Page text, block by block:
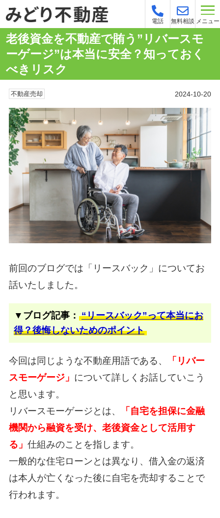
電話 無料相談 メニュー
老後資金を不動産で賄う”リバースモ
ーゲージ”は本当に安全？知っておく
べきリスク
不動産売却 2024-10-20
前回のブログでは「リースバック」についてお
話いたしました。
▼ブログ記事： “リースバック”って本当にお
得？後悔しないためのポイント
今回は同じような不動産用語である、
「リバー
スモーゲージ」 について詳しくお話していこう
と思います。
リバースモーゲージとは、
「自宅を担保に金融
機関から融資を受け、老後資金として活用す
る」 仕組みのことを指します。
一般的な住宅ローンとは異なり、借入金の返済
は本人が亡くなった後に自宅を売却することで
行われます。